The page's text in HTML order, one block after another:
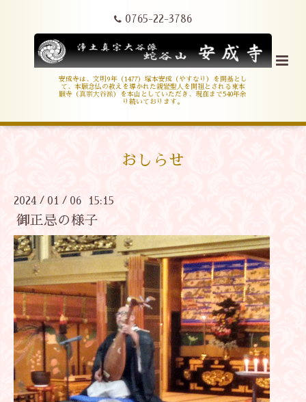
0765-22-3786
安成寺は、文明9年（1477）塚本安成（やすなり）を開基とし
て、本願念仏の教えを導かれた親鸞聖人を開祖とされる東本
願寺（真宗大谷派）を本山としていただき、現在まで540年余
り続いております。
おしらせ
2024 / 01 / 06 15:15
御正忌の様子